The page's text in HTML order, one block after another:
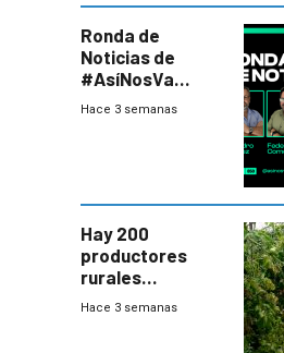
Ronda de
Noticias de
#AsíNosVa
(20/7/26)
Hace 3 semanas
Hay 200
productores
rurales
afectados tras
Hace 3 semanas